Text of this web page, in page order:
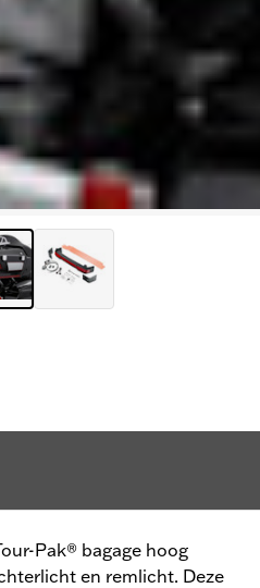
Pak® bagage hoog
en remlicht. Deze